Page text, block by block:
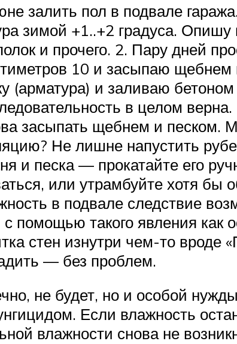
залить пол в подвале
зимой +1..+2 градуса. Опишу
и прочего. 2. Пару дней
10 и засыпаю
(арматура) и заливаю
в целом
засыпать щебнем и песком.
Не лишне напустить
и песка — прокатайте его
или утрамбуйте хотя
в подвале следствие
с помощью такого явления
стен изнутри чем-то вроде
— без проблем.
не будет, но и особой
Если влажность
влажности снова не